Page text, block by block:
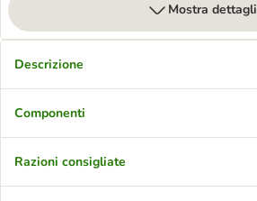
Mostra dettagli
Descrizione
Componenti
Razioni consigliate